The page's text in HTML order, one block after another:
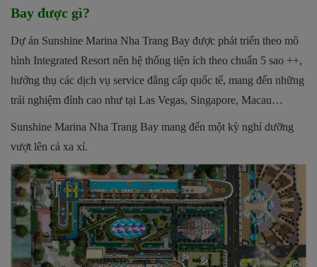
Bay được gì?
Dự án Sunshine Marina Nha Trang Bay được phát triển theo mô
hình Integrated Resort nên hệ thống tiện ích theo chuẩn 5 sao ++,
hưởng thụ các dịch vụ service đẳng cấp quốc tế, mang đến những
trải nghiệm đỉnh cao như tại Las Vegas, Singapore, Macau…
Sunshine Marina Nha Trang Bay mang đến một kỳ nghỉ dưỡng
vượt lên cả xa xỉ.